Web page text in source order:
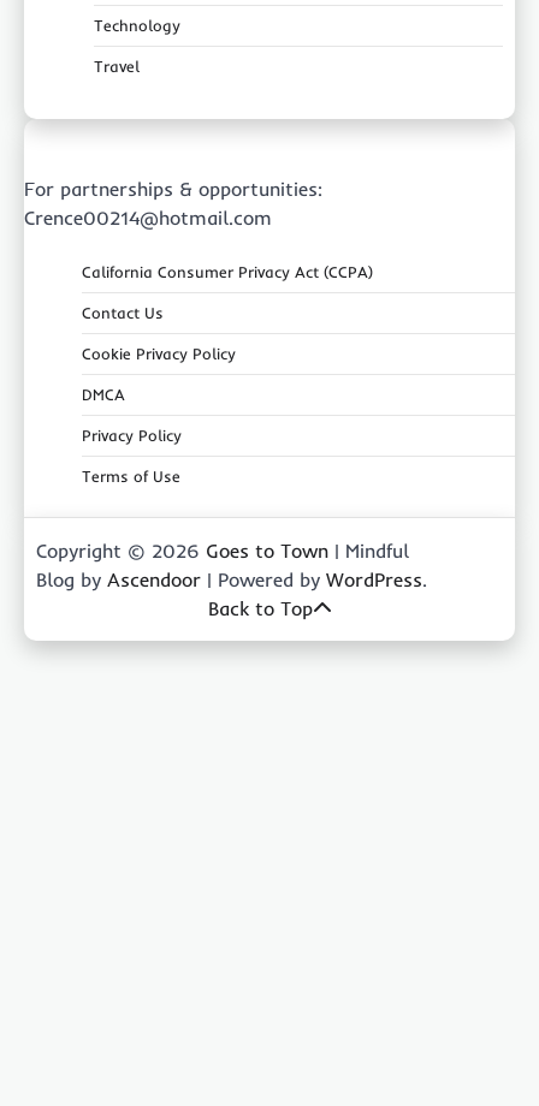
Technology
Travel
For partnerships & opportunities:
Crence00214@hotmail.com
California Consumer Privacy Act (CCPA)
Contact Us
Cookie Privacy Policy
DMCA
Privacy Policy
Terms of Use
Copyright © 2026 Goes to Town | Mindful
Blog by Ascendoor | Powered by WordPress.
Back to Top